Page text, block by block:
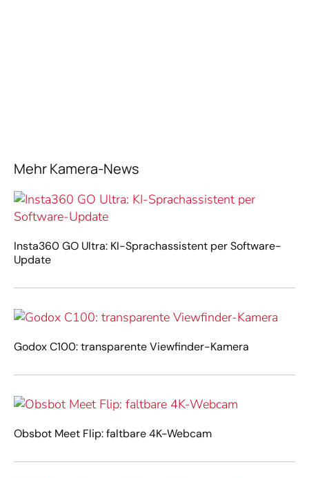
Mehr Kamera-News
Insta360 GO Ultra: KI-Sprachassistent per Software-
Update
Godox C100: transparente Viewfinder-Kamera
Obsbot Meet Flip: faltbare 4K-Webcam